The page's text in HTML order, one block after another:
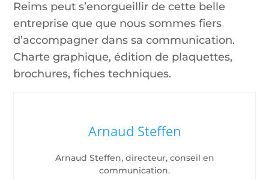
Reims peut s’enorgueillir de cette belle
entreprise que que nous sommes fiers
d’accompagner dans sa communication.
Charte graphique, édition de plaquettes,
brochures, fiches techniques.
Arnaud Steffen
Arnaud Steffen, directeur, conseil en
communication.